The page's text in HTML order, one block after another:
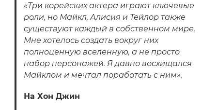
«Три корейских актера играют ключевые
роли, но Майкл, Алисия и Тейлор также
существуют каждый в собственном мире.
Мне хотелось создать вокруг них
полноценную вселенную, а не просто
набор персонажей. Я давно восхищался
Майклом и мечтал поработать с ним».
На Хон Джин